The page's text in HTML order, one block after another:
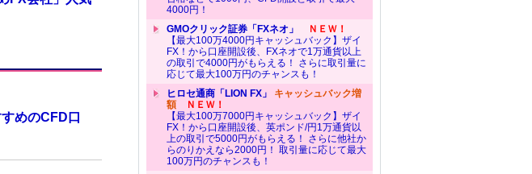
めのCFD口
4000円！
GMOクリック証券「FXネオ」
ＮＥＷ！
【最大100万4000円キャッシュバック】ザイ
FX！から口座開設後、FXネオで1万通貨以上
の取引で4000円がもらえる！ さらに取引量に
応じて最大100万円のチャンスも！
ヒロセ通商「LION FX」 キャッシュバック増
額ＮＥＷ！
【最大100万7000円キャッシュバック】ザイ
FX！から口座開設後、英ポンド/円1万通貨以
上の取引で5000円がもらえる！ さらに他社か
らのりかえなら2000円！ 取引量に応じて最大
100万円のチャンスも！